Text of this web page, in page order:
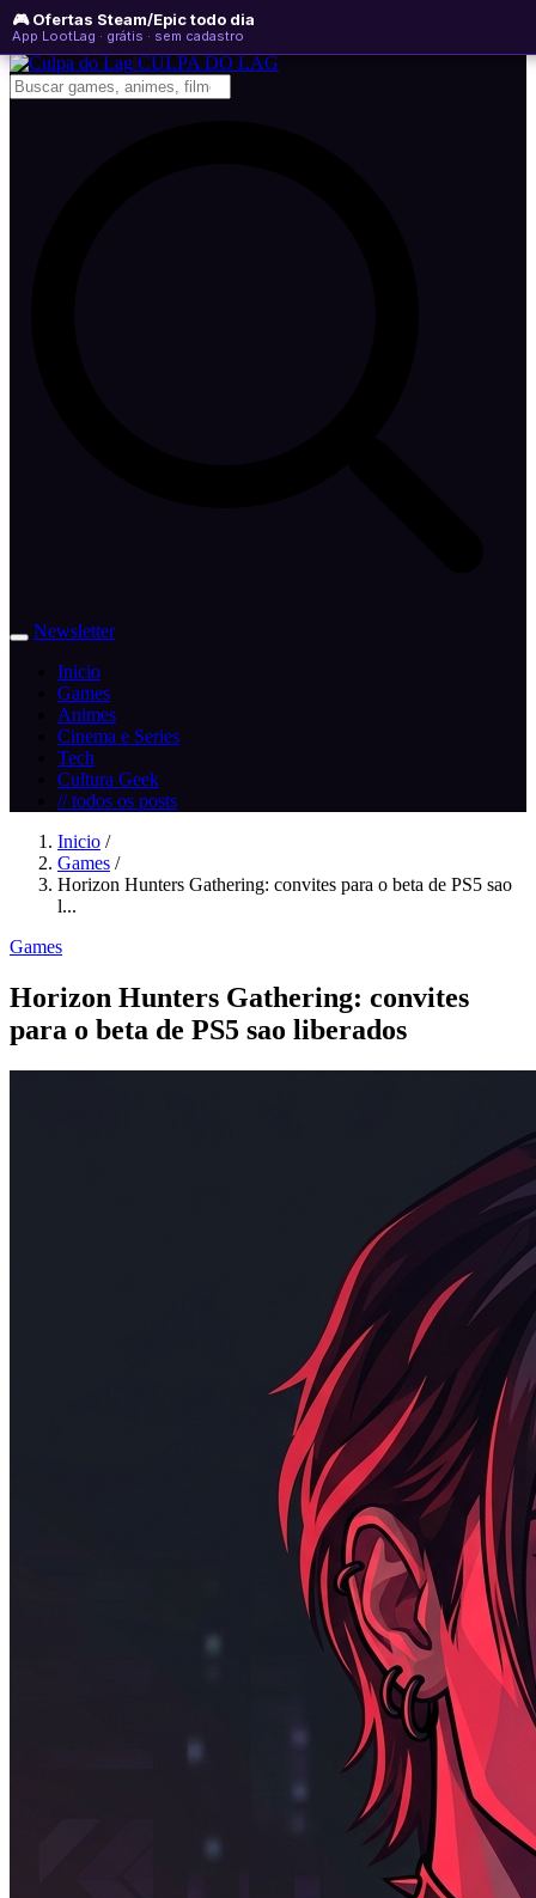
🎮 Ofertas Steam/Epic todo dia
App LootLag · grátis · sem cadastro
sábado, 08 de agosto de 2026 WhatsApp
Newsletter
CULPA DO LAG
Newsletter
Inicio
Games
Animes
Cinema e Series
Tech
Cultura Geek
// todos os posts
Inicio /
Games /
Horizon Hunters Gathering: convites para o beta de PS5 sao
l...
Games
Horizon Hunters Gathering: convites
para o beta de PS5 sao liberados